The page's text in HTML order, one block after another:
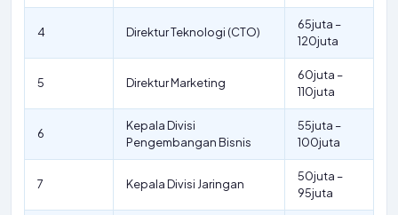
4 Direktur Teknologi (CTO)
65juta –
120juta
5 Direktur Marketing
60juta –
110juta
6
Kepala Divisi
Pengembangan Bisnis
55juta –
100juta
7 Kepala Divisi Jaringan
50juta –
95juta